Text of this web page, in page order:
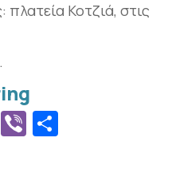
Κοτζιά, στις
.
Viber